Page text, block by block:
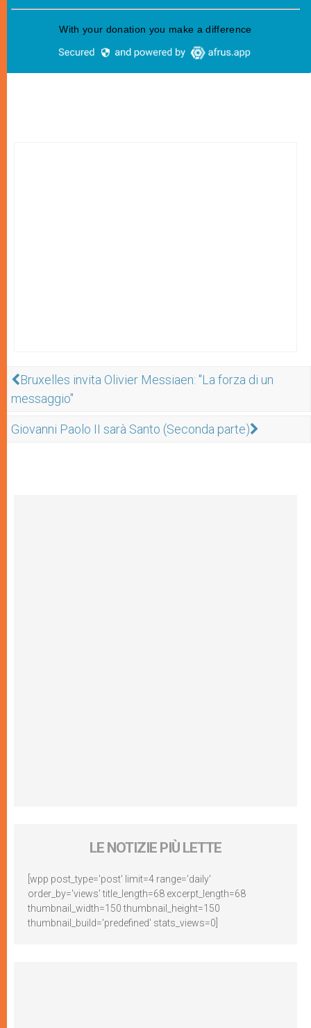
Bruxelles invita Olivier Messiaen: "La forza di un
messaggio"
Giovanni Paolo II sarà Santo (Seconda parte)
LE NOTIZIE PIÙ LETTE
[wpp post_type='post' limit=4 range='daily'
order_by='views' title_length=68 excerpt_length=68
thumbnail_width=150 thumbnail_height=150
thumbnail_build='predefined' stats_views=0]